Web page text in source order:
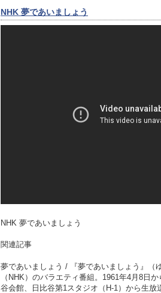
NHK 夢であいましょう
NHK 夢であいましょう
関連記事
夢であいましょう / 『夢であいましょう』（
（NHK）のバラエティ番組。1961年4月8日
谷会館、日比谷第1スタジオ（H-1）から生